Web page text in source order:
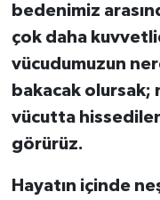
bedenimiz
çok daha
vücudumuzun
bakacak olursak;
vücutta
görürüz.
Hayatın içinde